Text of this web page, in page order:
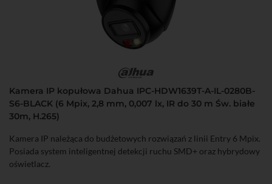
Kamera IP kopułowa Dahua IPC-HDW1639T-A-IL-0280B-
S6-BLACK (6 Mpix, 2,8 mm, 0,007 lx, IR do 30 m Św. białe
30m, H.265)
Kamera IP należąca do budżetowych rozwiązań z linii Entry 6 Mpix.
Posiada system inteligentnej detekcji ruchu SMD+ oraz hybrydowy
oświetlacz.